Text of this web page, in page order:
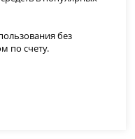
без
по счету.